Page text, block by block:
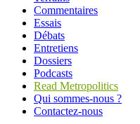
Commentaires
Essais
Débats
Entretiens
Dossiers
Podcasts
Read Metropolitics
Qui sommes-nous ?
Contactez-nous